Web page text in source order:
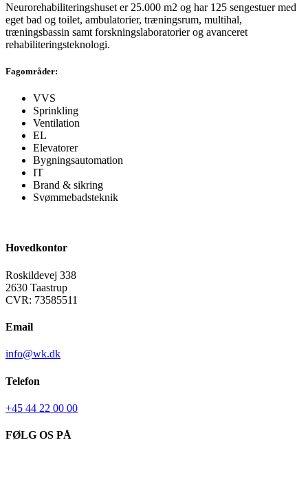
Neurorehabiliteringshuset er 25.000 m2 og har 125 sengestuer med
eget bad og toilet, ambulatorier, træningsrum, multihal,
træningsbassin samt forskningslaboratorier og avanceret
rehabiliteringsteknologi.
Fagområder:
VVS
Sprinkling
Ventilation
EL
Elevatorer
Bygningsautomation
IT
Brand & sikring
Svømmebadsteknik
Hovedkontor
Roskildevej 338
2630 Taastrup
CVR: 73585511
Email
info@wk.dk
Telefon
+45 44 22 00 00
FØLG OS PÅ